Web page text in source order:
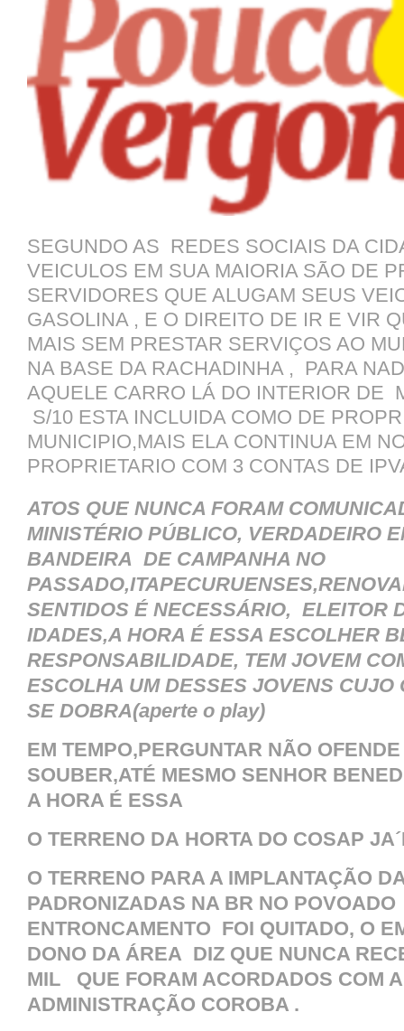
SEGUNDO AS REDES SOCIAIS DA
VEICULOS EM SUA MAIORIA SÃO DE
SERVIDORES QUE ALUGAM SEUS
GASOLINA , E O DIREITO DE IR E VIR
MAIS SEM PRESTAR SERVIÇOS AO
NA BASE DA RACHADINHA , PARA
AQUELE CARRO LÁ DO INTERIOR DE
S/10 ESTA INCLUIDA COMO DE
MUNICIPIO,MAIS ELA CONTINUA EM
PROPRIETARIO COM 3 CONTAS DE
ATOS QUE NUNCA FORAM
MINISTÉRIO PÚBLICO, VERDADEIRO
BANDEIRA DE CAMPANHA NO
SENTIDOS É NECESSÁRIO, ELEITOR
IDADES,A HORA É ESSA ESCOLHER
RESPONSABILIDADE, TEM JOVEM
ESCOLHA UM DESSES JOVENS CUJO
SE DOBRA(aperte o play)
EM TEMPO,PERGUNTAR NÃO
SOUBER,ATÉ MESMO SENHOR
A HORA É ESSA
O TERRENO DA HORTA DO COSAP
O TERRENO PARA A IMPLANTAÇÃO
PADRONIZADAS NA BR NO POVOADO
ENTRONCAMENTO FOI QUITADO, O
DONO DA ÁREA DIZ QUE NUNCA
MIL QUE FORAM ACORDADOS COM A
ADMINISTRAÇÃO COROBA .